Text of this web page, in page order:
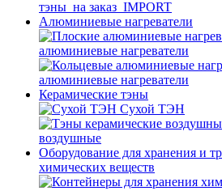
тэны_на заказ_IMPORT
Алюминиевые нагреватели
алюминиевые нагреватели
алюминиевые нагреватели
Керамические тэны
Сухой ТЭН
воздушные
Оборудование для хранения и
химических веществ